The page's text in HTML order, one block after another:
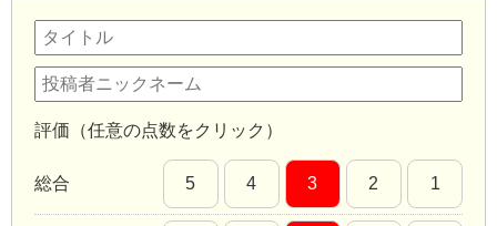
評価（任意の点数をクリック）
総合 5 4 3 2 1